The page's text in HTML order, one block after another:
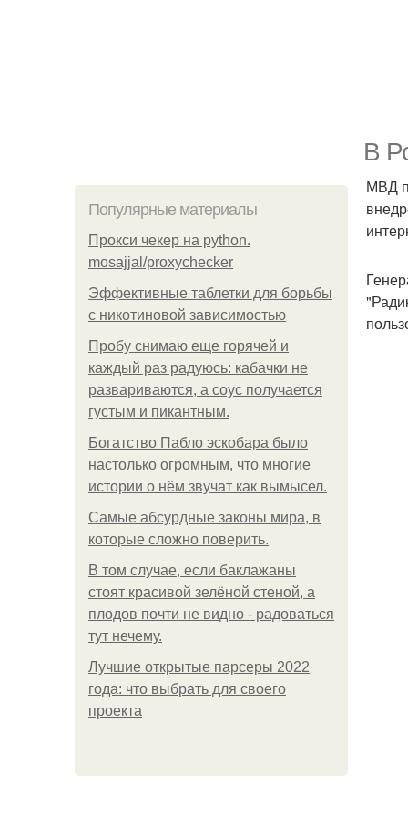
В
Популярные материалы
Прокси чекер на python.
mosajjal/proxychecker
Эффективные таблетки для борьбы
с никотиновой зависимостью
Пробу снимаю еще горячей и
каждый раз радуюсь: кабачки не
развариваются, а соус получается
густым и пикантным.
Богатство Пабло эскобара было
настолько огромным, что многие
истории о нём звучат как вымысел.
Самые абсурдные законы мира, в
которые сложно поверить.
В том случае, если баклажаны
стоят красивой зелёной стеной, а
плодов почти не видно - радоваться
тут нечему.
Лучшие открытые парсеры 2022
года: что выбрать для своего
проекта
МВД